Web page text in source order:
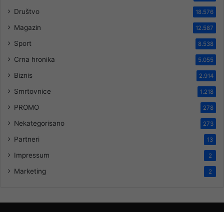
Društvo 18.576
Magazin 12.587
Sport 8.538
Crna hronika 5.055
Biznis 2.914
Smrtovnice 1.218
PROMO 278
Nekategorisano 273
Partneri 13
Impressum 2
Marketing 2